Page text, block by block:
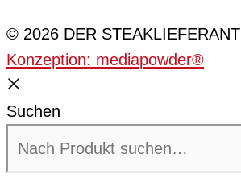
© 2026 DER STEAKLIEFERANT
Konzeption: mediapowder®
Suchen